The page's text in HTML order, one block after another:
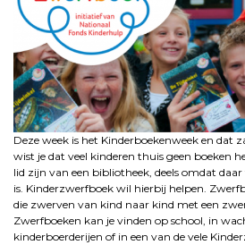
Deze week is het Kinderboekenweek en dat
wist je dat veel kinderen thuis geen boeken
lid zijn van een bibliotheek, deels omdat
is. Kinderzwerfboek wil hierbij helpen.
die zwerven van kind naar kind met een
Zwerfboeken kan je vinden op school, in
kinderboerderijen of in een van de vele